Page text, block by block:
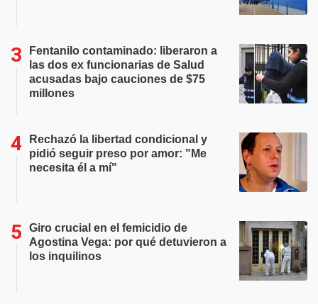
Fentanilo contaminado: liberaron a
las dos ex funcionarias de Salud
acusadas bajo cauciones de $75
millones
Rechazó la libertad condicional y
pidió seguir preso por amor: "Me
necesita él a mí"
Giro crucial en el femicidio de
Agostina Vega: por qué detuvieron a
los inquilinos